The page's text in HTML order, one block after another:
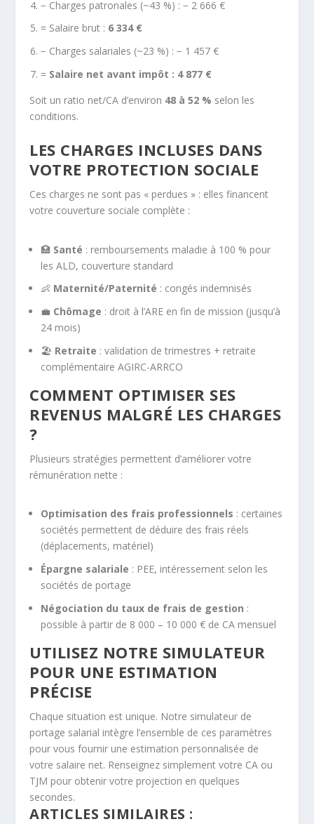
− Charges patronales (~43 %) : − 2 666 €
= Salaire brut : 6 334 €
− Charges salariales (~23 %) : − 1 457 €
= Salaire net avant impôt : 4 877 €
Soit un ratio net/CA d’environ 48 à 52 % selon les
conditions.
LES CHARGES INCLUSES DANS
VOTRE PROTECTION SOCIALE
Ces charges ne sont pas « perdues » : elles financent
votre couverture sociale complète :
🏥 Santé : remboursements maladie à 100 % pour
les ALD, couverture standard
👶 Maternité/Paternité : congés indemnisés
💼 Chômage : droit à l’ARE en fin de mission (jusqu’à
24 mois)
🏖️ Retraite : validation de trimestres + retraite
complémentaire AGIRC-ARRCO
COMMENT OPTIMISER SES
REVENUS MALGRÉ LES CHARGES
?
Plusieurs stratégies permettent d’améliorer votre
rémunération nette :
Optimisation des frais professionnels : certaines
sociétés permettent de déduire des frais réels
(déplacements, matériel)
Épargne salariale : PEE, intéressement selon les
sociétés de portage
Négociation du taux de frais de gestion :
possible à partir de 8 000 – 10 000 € de CA mensuel
UTILISEZ NOTRE SIMULATEUR
POUR UNE ESTIMATION
PRÉCISE
Chaque situation est unique. Notre simulateur de
portage salarial intègre l’ensemble de ces paramètres
pour vous fournir une estimation personnalisée de
votre salaire net. Renseignez simplement votre CA ou
TJM pour obtenir votre projection en quelques
secondes.
ARTICLES SIMILAIRES :